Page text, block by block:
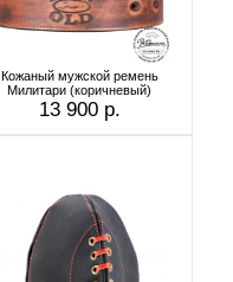
Кожаный мужской ремень
Милитари (коричневый)
13 900 р.